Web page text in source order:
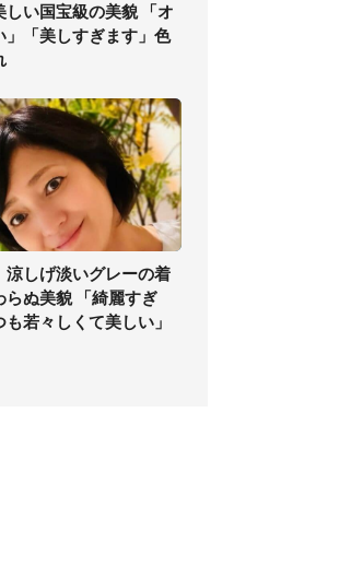
しい国宝級の美貌 「オ
」「美しすぎます」色
涼しげ淡いグレーの着
らぬ美貌 「綺麗すぎ
若々しくて美しい」